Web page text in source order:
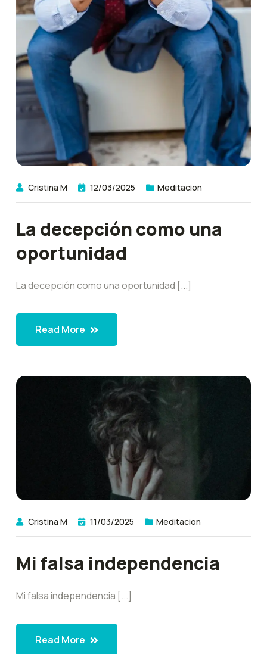
Cristina M 12/03/2025 Meditacion
La decepción como una
oportunidad
La decepción como una oportunidad [...]
Read More
Cristina M 11/03/2025 Meditacion
Mi falsa independencia
Mi falsa independencia [...]
Read More